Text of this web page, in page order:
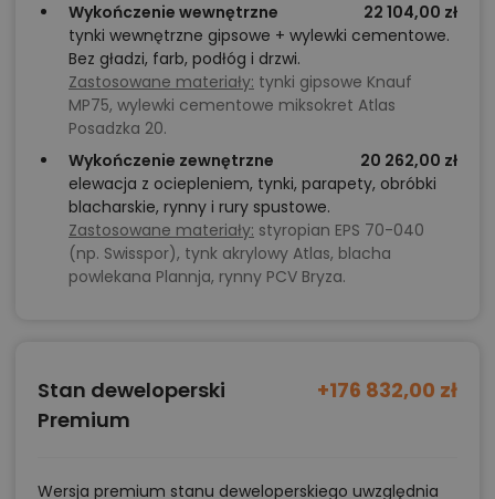
Wykończenie wewnętrzne
22 104,00 zł
tynki wewnętrzne gipsowe + wylewki cementowe.
Bez gładzi, farb, podłóg i drzwi.
Zastosowane materiały: tynki gipsowe Knauf
MP75, wylewki cementowe miksokret Atlas
Posadzka 20.
Wykończenie zewnętrzne
20 262,00 zł
elewacja z ociepleniem, tynki, parapety, obróbki
blacharskie, rynny i rury spustowe.
Zastosowane materiały: styropian EPS 70-040
(np. Swisspor), tynk akrylowy Atlas, blacha
powlekana Plannja, rynny PCV Bryza.
Stan deweloperski
Premium
+176 832,00 zł
Wersja premium stanu deweloperskiego uwzględnia